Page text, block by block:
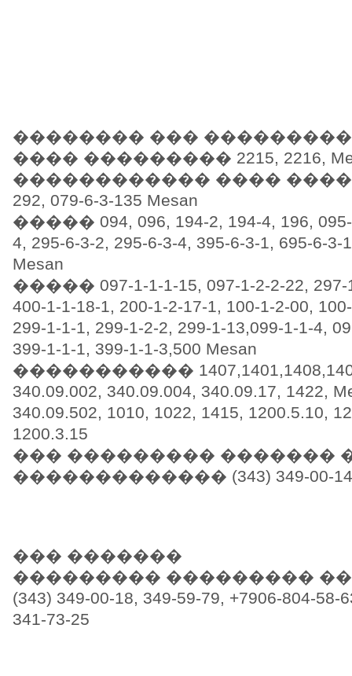
�������� ��� ����������
���� ��������� 2215, 2216,
������������ ���� �����
292, 079-6-3-135 Mesan
����� 094, 096, 194-2, 194-4, 196, 095-
4, 295-6-3-2, 295-6-3-4, 395-6-3-1, 695-6-3-
Mesan
����� 097-1-1-1-15, 097-1-2-2-22, 297-
400-1-1-18-1, 200-1-2-17-1, 100-1-2-00,
299-1-1-1, 299-1-2-2, 299-1-13,099-1-1-4,
399-1-1-1, 399-1-1-3,500 Mesan
�����������
340.09.002, 340.09.004, 340.09.17, 1422,
340.09.502, 1010, 1022, 1415, 1200.5.10,
1200.3.15
��� ��������� �������
������������� (343) 349-00-14/
��� �������
��������� ���������
(343) 349-00-18, 349-59-79, +7906-804-58-
341-73-25